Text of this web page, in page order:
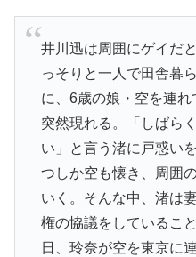
井川迅は周囲にゲイだ
っそりと一人で田舎暮
に、6歳の娘・空を連
突然現れる。「しばら
い」と言う渚に戸惑い
つしか空も懐き、周囲
いく。そんな中、渚は
権の協議をしているこ
日、玲奈が空を東京に